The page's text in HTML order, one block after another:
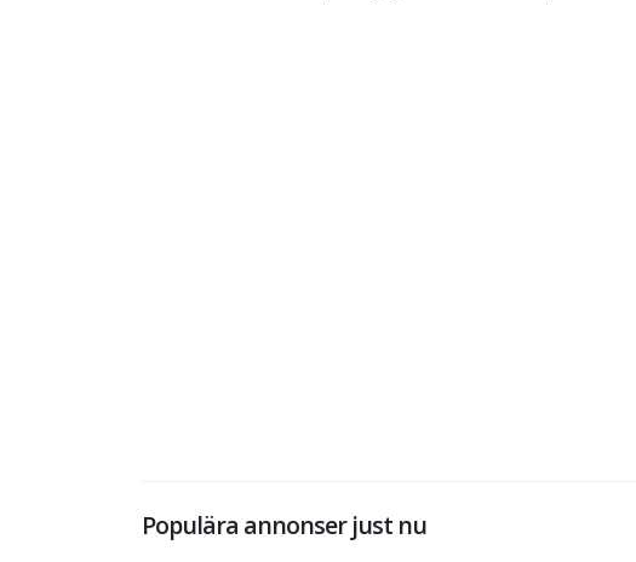
Populära annonser just nu